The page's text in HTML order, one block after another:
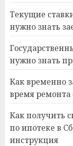
Текущие
нужно знать
нужно знать
Как временно
время ремонта
Как получить
по ипотеке в
инструкция